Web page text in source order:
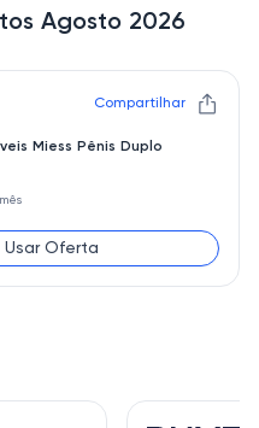
Agosto 2026
Compartilhar
Miess Pênis Duplo
Usar Oferta